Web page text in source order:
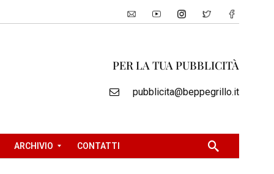
PER LA TUA PUBBLICITÀ
pubblicita@beppegrillo.it
ARCHIVIO CONTATTI